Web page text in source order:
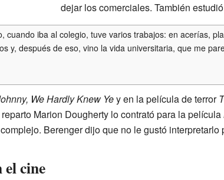
dejar los comerciales. También
cuando iba al colegio, tuve varios trabajos: en acerías,
y, después de eso, vino la vida universitaria, que me
We Hardly Knew Yey en la película de terror
Marion Dougherty lo contrató para la película
Berenger dijo que no le gustó
el cine